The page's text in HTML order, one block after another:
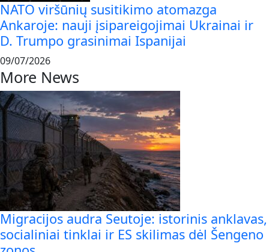
NATO viršūnių susitikimo atomazga
Ankaroje: nauji įsipareigojimai Ukrainai ir
D. Trumpo grasinimai Ispanijai
09/07/2026
More News
Migracijos audra Seutoje: istorinis anklavas,
socialiniai tinklai ir ES skilimas dėl Šengeno